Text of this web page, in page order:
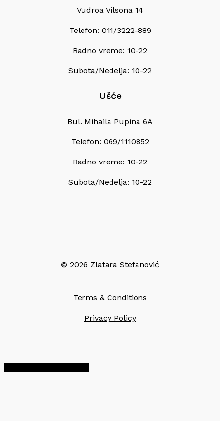
Vudroa Vilsona 14
Telefon: 011/3222-889
Radno vreme: 10-22
Subota/Nedelja: 10-22
Ušće
Bul. Mihaila Pupina 6A
Telefon: 069/1110852
Radno vreme: 10-22
Subota/Nedelja: 10-22
© 2026 Zlatara Stefanović
Terms & Conditions
Privacy Policy